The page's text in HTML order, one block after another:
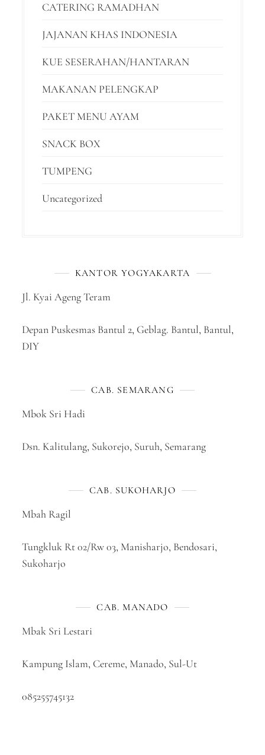
CATERING RAMADHAN
JAJANAN KHAS INDONESIA
KUE SESERAHAN/HANTARAN
MAKANAN PELENGKAP
PAKET MENU AYAM
SNACK BOX
TUMPENG
Uncategorized
KANTOR YOGYAKARTA
Jl. Kyai Ageng Teram
Depan Puskesmas Bantul 2, Geblag. Bantul, Bantul,
DIY
CAB. SEMARANG
Mbok Sri Hadi
Dsn. Kalitulang, Sukorejo, Suruh, Semarang
CAB. SUKOHARJO
Mbah Ragil
Tungkluk Rt 02/Rw 03, Manisharjo, Bendosari,
Sukoharjo
CAB. MANADO
Mbak Sri Lestari
Kampung Islam, Cereme, Manado, Sul-Ut
085255745132